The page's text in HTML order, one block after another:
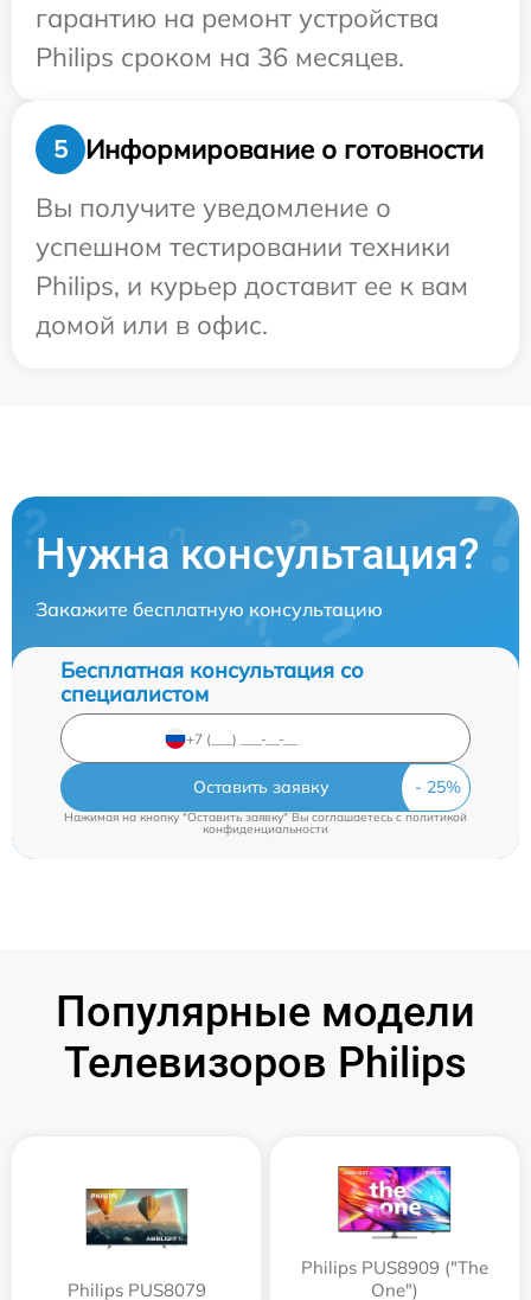
гарантию на ремонт устройства
Philips сроком на 36 месяцев.
5
Информирование о готовности
Вы получите уведомление о
успешном тестировании техники
Philips, и курьер доставит ее к вам
домой или в офис.
Нужна консультация?
Закажите бесплатную консультацию
Бесплатная консультация со
специалистом
Оставить заявку
Нажимая на кнопку "Оставить заявку" Вы соглашаетесь c политикой
конфиденциальности
Популярные модели
Телевизоров Philips
Philips PUS8079
Philips PUS8909 ("The
One")